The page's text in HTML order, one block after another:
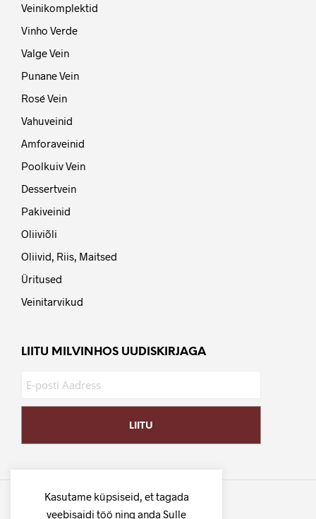
Veinikomplektid
Vinho Verde
Valge Vein
Punane Vein
Rosé Vein
Vahuveinid
Amforaveinid
Poolkuiv Vein
Dessertvein
Pakiveinid
Oliiviõli
Oliivid, Riis, Maitsed
Üritused
Veinitarvikud
LIITU MILVINHOS UUDISKIRJAGA
Kasutame küpsiseid, et tagada
veebisaidi töö ning anda Sulle